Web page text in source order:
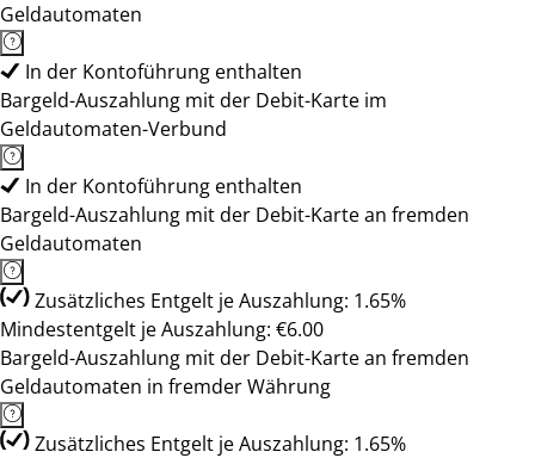
Geldautomaten
In der Kontoführung enthalten
Bargeld-Auszahlung mit der Debit-Karte im
Geldautomaten-Verbund
In der Kontoführung enthalten
Bargeld-Auszahlung mit der Debit-Karte an fremden
Geldautomaten
Zusätzliches Entgelt je Auszahlung: 1.65%
Mindestentgelt je Auszahlung: €6.00
Bargeld-Auszahlung mit der Debit-Karte an fremden
Geldautomaten in fremder Währung
Zusätzliches Entgelt je Auszahlung: 1.65%